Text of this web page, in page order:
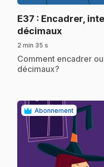
E37 : Encadrer,
décimaux.
2 min 35 s
.Comment encadrer
décimaux?
Abonnement